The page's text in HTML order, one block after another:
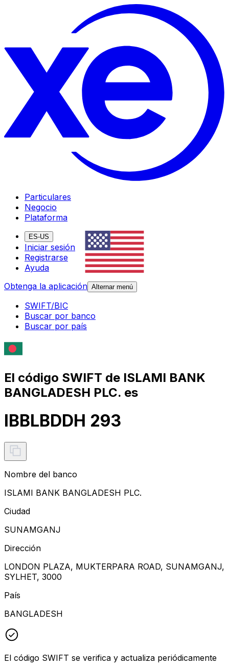
Particulares
Negocio
Plataforma
ES-US
Iniciar sesión
Registrarse
Ayuda
Obtenga la aplicación Alternar menú
SWIFT/BIC
Buscar por banco
Buscar por país
El código SWIFT de ISLAMI BANK
BANGLADESH PLC. es
IBBLBDDH 293
Nombre del banco
ISLAMI BANK BANGLADESH PLC.
Ciudad
SUNAMGANJ
Dirección
LONDON PLAZA, MUKTERPARA ROAD, SUNAMGANJ,
SYLHET, 3000
País
BANGLADESH
El código SWIFT se verifica y actualiza periódicamente